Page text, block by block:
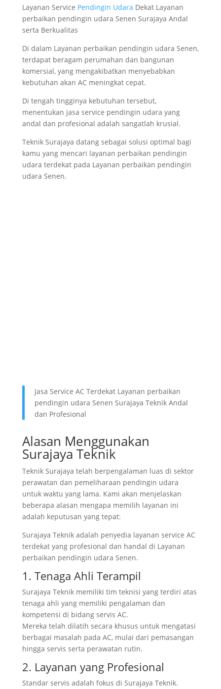
Layanan Service Pendingin Udara Dekat Layanan
perbaikan pendingin udara Senen Surajaya Andal
serta Berkualitas
Di dalam Layanan perbaikan pendingin udara Senen,
terdapat beragam perumahan dan bangunan
komersial, yang mengakibatkan menyebabkan
kebutuhan akan AC meningkat cepat.
Di tengah tingginya kebutuhan tersebut,
menentukan jasa service pendingin udara yang
andal dan profesional adalah sangatlah krusial.
Teknik Surajaya datang sebagai solusi optimal bagi
kamu yang mencari layanan perbaikan pendingin
udara terdekat pada Layanan perbaikan pendingin
udara Senen.
Jasa Service AC Terdekat Layanan perbaikan
pendingin udara Senen Surajaya Teknik Andal
dan Profesional
Alasan Menggunakan
Surajaya Teknik
Teknik Surajaya telah berpengalaman luas di sektor
perawatan dan pemeliharaan pendingin udara
untuk waktu yang lama. Kami akan menjelaskan
beberapa alasan mengapa memilih layanan ini
adalah keputusan yang tepat:
Surajaya Teknik adalah penyedia layanan service AC
terdekat yang profesional dan handal di Layanan
perbaikan pendingin udara Senen.
1. Tenaga Ahli Terampil
Surajaya Teknik memiliki tim teknisi yang terdiri atas
tenaga ahli yang memiliki pengalaman dan
kompetensi di bidang servis AC.
Mereka telah dilatih secara khusus untuk mengatasi
berbagai masalah pada AC, mulai dari pemasangan
hingga servis serta perawatan rutin.
2. Layanan yang Profesional
Standar servis adalah fokus di Surajaya Teknik.